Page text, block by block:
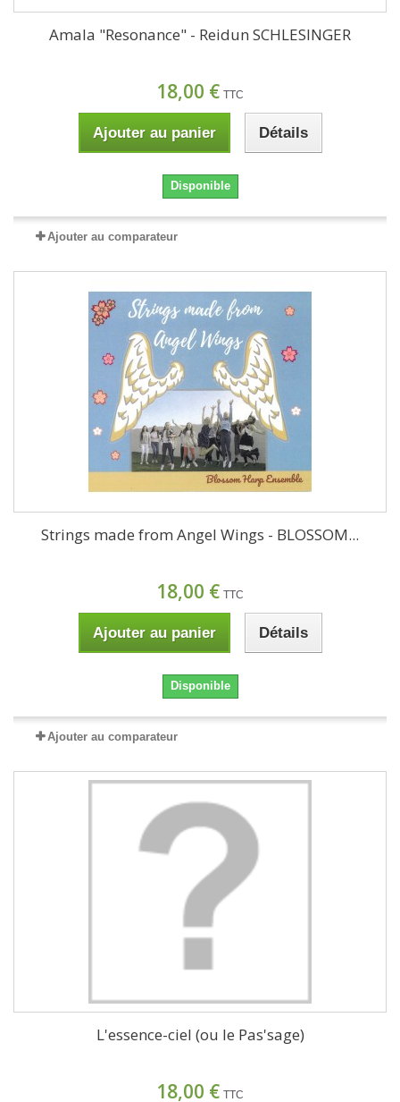
Amala "Resonance" - Reidun SCHLESINGER
18,00 € TTC
Ajouter au panier Détails
Disponible
Ajouter au comparateur
Strings made from Angel Wings - BLOSSOM...
18,00 € TTC
Ajouter au panier Détails
Disponible
Ajouter au comparateur
L'essence-ciel (ou le Pas'sage)
18,00 € TTC